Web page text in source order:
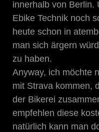
innerhalb von Berlin.
Ebike Technik noch
heute schon in
man sich ärgern
zu haben.
Anyway, ich möchte
mit Strava kommen,
der Bikerei
empfehlen diese
natürlich kann man